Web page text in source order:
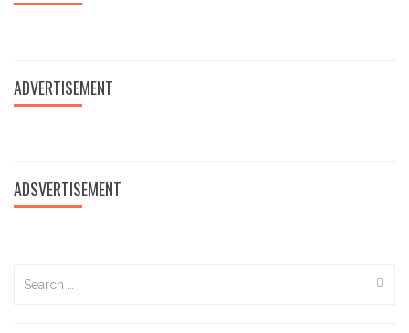
ADVERTISEMENT
ADSVERTISEMENT
for: